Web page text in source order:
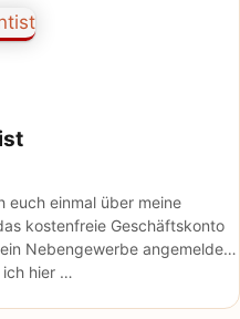
euch einmal über meine
kostenfreie Geschäftskonto
Nebengewerbe angemeldet
ich hier …